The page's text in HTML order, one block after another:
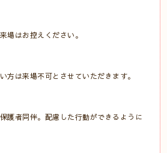
場はお控えください。
方は来場不可とさせていただきます。
護者同伴。配慮した行動ができるように